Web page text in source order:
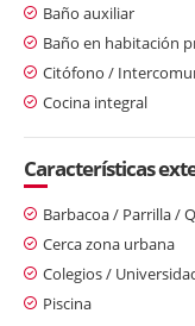
Baño auxiliar
Baño en habitación
Citófono /
Cocina integral
Características
Barbacoa / Parrilla /
Cerca zona urbana
Colegios /
Piscina